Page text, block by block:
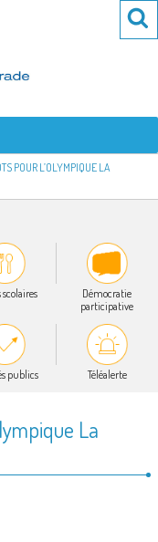
POUR L’OLYMPIQUE LA
Démocratie
participative
publics Téléalerte
La